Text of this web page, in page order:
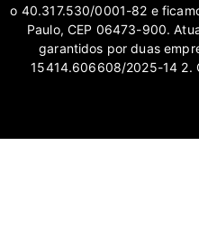
o 40.317.530/0001-82 e
Paulo, CEP 06473-900.
garantidos por duas
15414.606608/2025-14 2.